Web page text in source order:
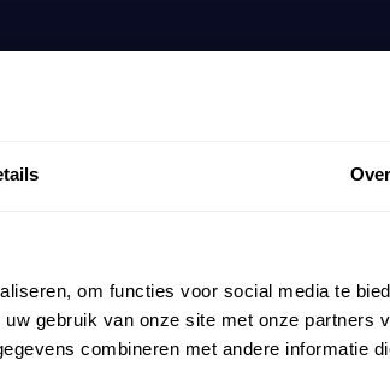
Over
om functies voor social media te
gebruik van onze site met onze partners
combineren met andere informatie
Om deze